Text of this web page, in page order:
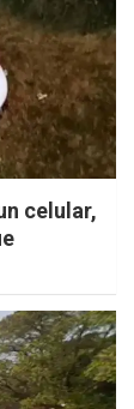
celular,